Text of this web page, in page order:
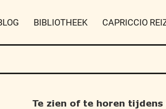
BIBLIOTHEEK CAPRICCIO
Te zien of te horen